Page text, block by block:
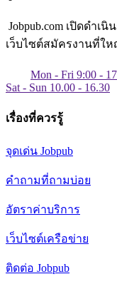
Jobpub.com เปิดดำเ
เว็บไซต์สมัครงานที่ใ
Mon - Fri 9:00 -
Sat - Sun 10.00 - 16.30
เรื่องที่ควรรู้
จุดเด่น Jobpub
คำถามที่ถามบ่อย
อัตราค่าบริการ
เว็บไซต์เครือข่าย
ติดต่อ Jobpub